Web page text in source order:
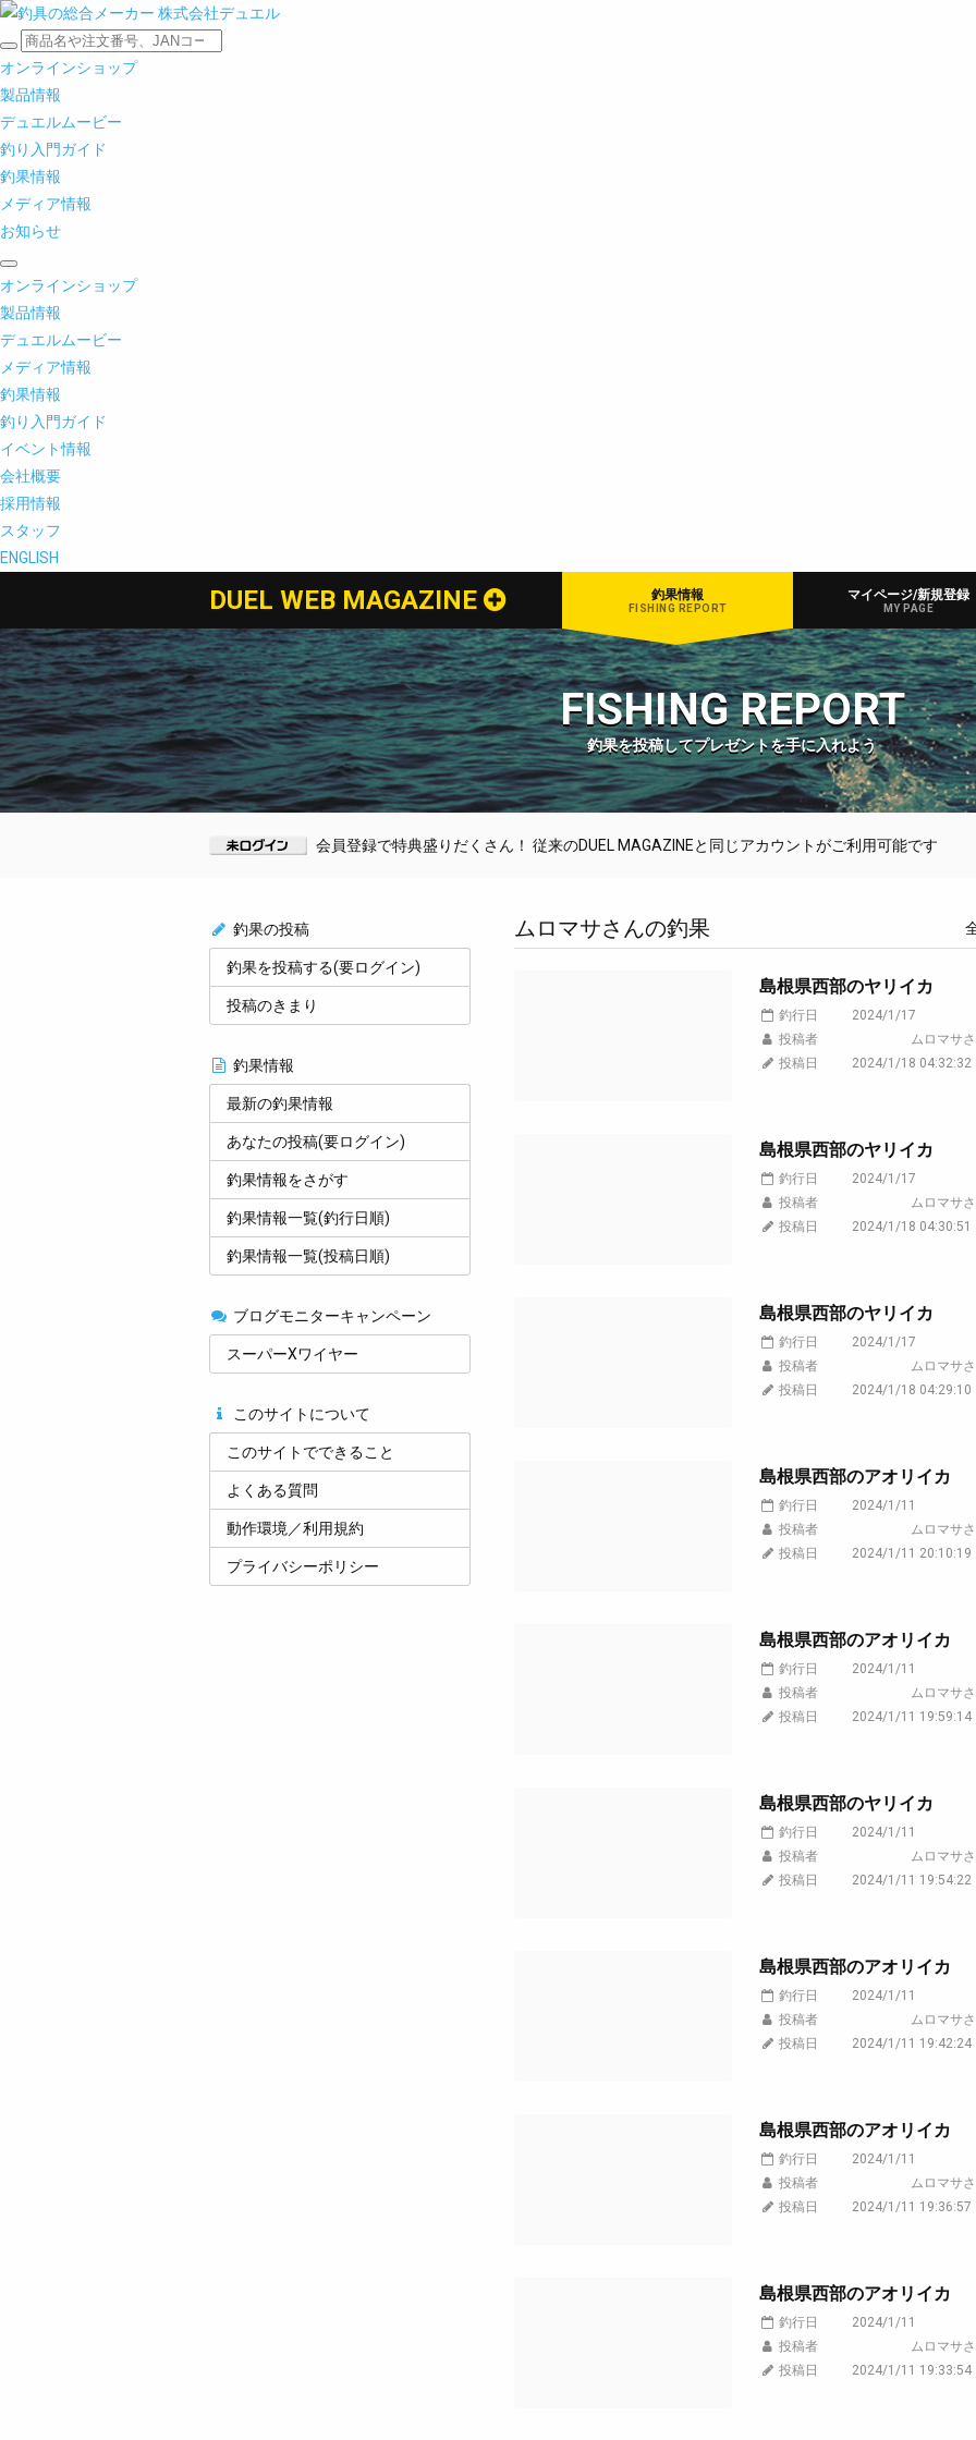
オンラインショップ
製品情報
デュエルムービー
釣り入門ガイド
釣果情報
メディア情報
お知らせ
オンラインショップ
製品情報
デュエルムービー
メディア情報
釣果情報
釣り入門ガイド
イベント情報
会社概要
採用情報
スタッフ
ENGLISH
DUEL WEB MAGAZINE 釣果情報
FISHING REPORT
マイページ/新規登録
MY PAGE
FISHING REPORT
釣果を投稿してプレゼントを手に入れよう
会員登録で特典盛りだくさん！ 従来のDUEL MAGAZINEと同じアカウントがご利用可能です
釣果の投稿
釣果を投稿する(要ログイン)
投稿のきまり
釣果情報
最新の釣果情報
あなたの投稿(要ログイン)
釣果情報をさがす
釣果情報一覧(釣行日順)
釣果情報一覧(投稿日順)
ブログモニターキャンペーン
スーパーXワイヤー
このサイトについて
このサイトでできること
よくある質問
動作環境／利用規約
プライバシーポリシー
ムロマサさんの釣果
島根県西部のヤリイカ
釣行日
2024/1/17
投稿者
ムロマサ
投稿日
2024/1/18 04:32:32
島根県西部のヤリイカ
釣行日
2024/1/17
投稿者
ムロマサ
投稿日
2024/1/18 04:30:51
島根県西部のヤリイカ
釣行日
2024/1/17
投稿者
ムロマサ
投稿日
2024/1/18 04:29:10
島根県西部のアオリイカ
釣行日
2024/1/11
投稿者
ムロマサ
投稿日
2024/1/11 20:10:19
島根県西部のアオリイカ
釣行日
2024/1/11
投稿者
ムロマサ
投稿日
2024/1/11 19:59:14
島根県西部のヤリイカ
釣行日
2024/1/11
投稿者
ムロマサ
投稿日
2024/1/11 19:54:22
島根県西部のアオリイカ
釣行日
2024/1/11
投稿者
ムロマサ
投稿日
2024/1/11 19:42:24
島根県西部のアオリイカ
釣行日
2024/1/11
投稿者
ムロマサ
投稿日
2024/1/11 19:36:57
島根県西部のアオリイカ
釣行日
2024/1/11
投稿者
ムロマサ
投稿日
2024/1/11 19:33:54